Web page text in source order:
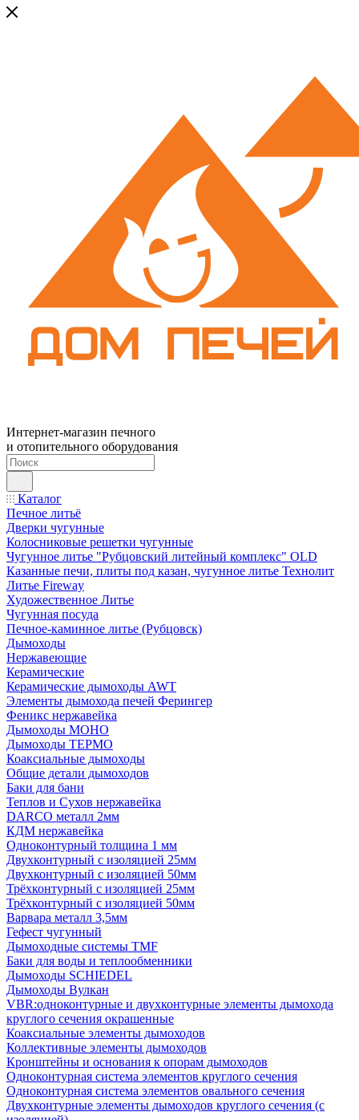
Интернет-магазин печного
и отопительного оборудования
Каталог
Печное литьё
Дверки чугунные
Колосниковые решетки чугунные
Чугунное литье "Рубцовский литейный комплекс" OLD
Казанные печи, плиты под казан, чугунное литье Технолит
Литье Fireway
Художественное Литье
Чугунная посуда
Печное-каминное литье (Рубцовск)
Дымоходы
Нержавеющие
Керамические
Керамические дымоходы AWT
Элементы дымохода печей Ферингер
Феникс нержавейка
Дымоходы МОНО
Дымоходы ТЕРМО
Коаксиальные дымоходы
Общие детали дымоходов
Баки для бани
Теплов и Сухов нержавейка
DARCO металл 2мм
КДМ нержавейка
Одноконтурный толщина 1 мм
Двухконтурный с изоляцией 25мм
Двухконтурный с изоляцией 50мм
Трёхконтурный с изоляцией 25мм
Трёхконтурный с изоляцией 50мм
Варвара металл 3,5мм
Гефест чугунный
Дымоходные системы TMF
Баки для воды и теплообменники
Дымоходы SCHIEDEL
Дымоходы Вулкан
VBR:одноконтурные и двухконтурные элементы дымохода
круглого сечения окрашенные
Коаксиальные элементы дымоходов
Коллективные элементы дымоходов
Кронштейны и основания к опорам дымоходов
Одноконтурная система элементов круглого сечения
Одноконтурная система элементов овального сечения
Двухконтурные элементы дымоходов круглого сечения (с